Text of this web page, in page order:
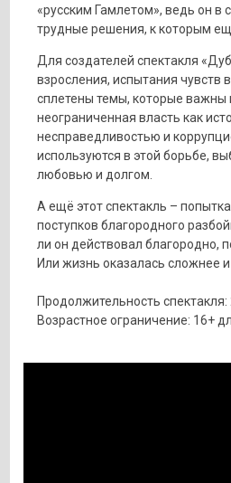
«русским Гамлетом», ведь он
трудные решения, к которым
Для создателей спектакля
взросления, испытания чувств
сплетены темы, которые важны
неограниченная власть как
несправедливостью и
используются в этой борьбе,
любовью и долгом.
А ещё этот спектакль –
поступков благородного
ли он действовал благородно,
Или жизнь оказалась сложнее
Продолжительность
Возрастное ограничение: 16+